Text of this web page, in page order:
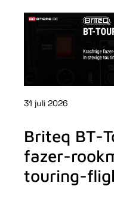
31 juli 2026
Briteq BT-
fazer-
touring-